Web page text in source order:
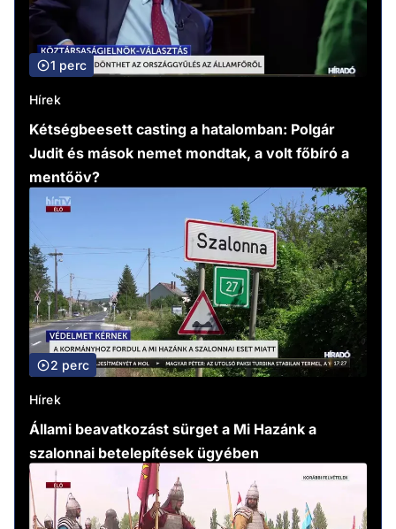
1 perc
Hírek
Kétségbeesett casting a hatalomban: Polgár
Judit és mások nemet mondtak, a volt főbíró a
mentőöv?
2 perc
Hírek
Állami beavatkozást sürget a Mi Hazánk a
szalonnai betelepítések ügyében